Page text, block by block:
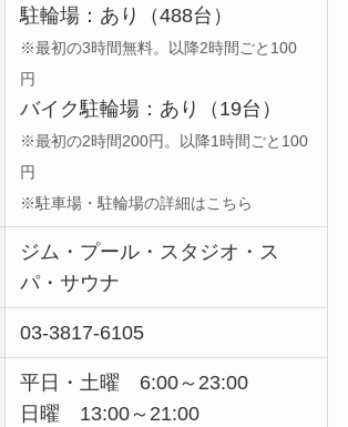
駐輪場：あり（488台）
※最初の3時間無料。以降2時間ごと100
円
バイク駐輪場：あり（19台）
※最初の2時間200円。以降1時間ごと100
円
※駐車場・駐輪場の詳細はこちら
ジム・プール・スタジオ・ス
パ・サウナ
03-3817-6105
平日・土曜 6:00～23:00
日曜 13:00～21:00